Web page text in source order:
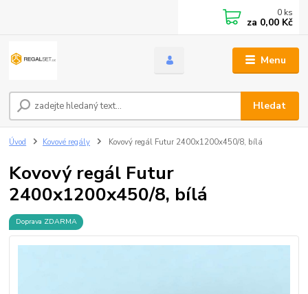
Menu
Hledat
0 ks
za 0,00 Kč
Úvod Kovové regály Kovový regál Futur 2400x1200x450/8, bílá
Kovový regál Futur
2400x1200x450/8, bílá
Doprava ZDARMA